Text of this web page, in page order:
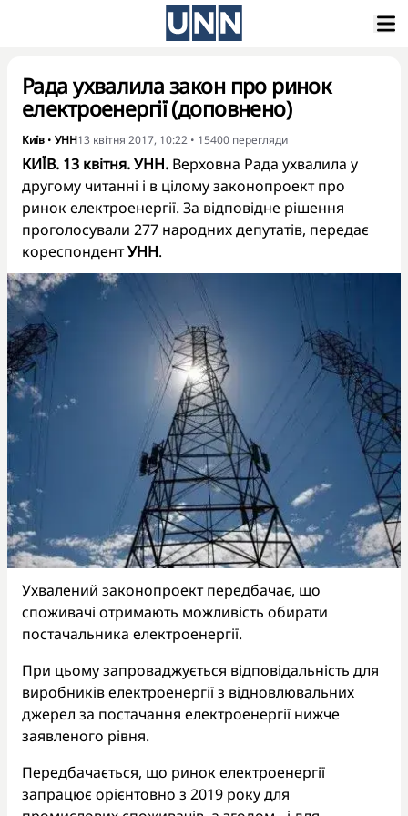
Рада ухвалила закон про ринок
електроенергії (доповнено)
Київ • УНН13 квітня 2017, 10:22 • 15400 перегляди
КИЇВ. 13 квітня. УНН. Верховна Рада ухвалила у
другому читанні і в цілому законопроект про
ринок електроенергії. За відповідне рішення
проголосували 277 народних депутатів, передає
кореспондентУНН.
Ухвалений законопроект передбачає, що
споживачі отримають можливість обирати
постачальника електроенергії.
При цьому запроваджується відповідальність для
виробників електроенергії з відновлювальних
джерел за постачання електроенергії нижче
заявленого рівня.
Передбачається, що ринок електроенергії
запрацює орієнтовно з 2019 року для